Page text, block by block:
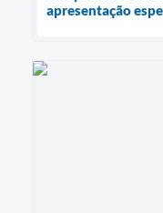
apresentação